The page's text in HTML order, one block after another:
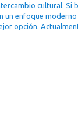
cultural. Si
enfoque moderno
opción.